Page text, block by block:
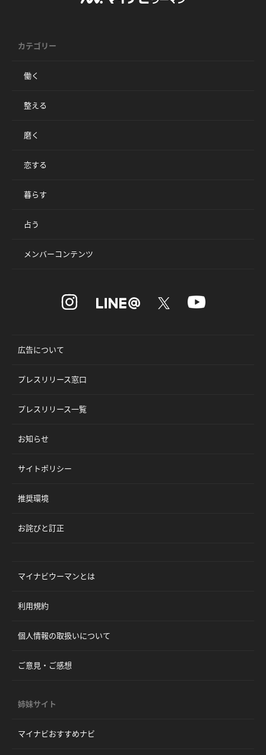
カテゴリー
働く
整える
磨く
恋する
暮らす
占う
メンバーコンテンツ
広告について
プレスリリース窓口
プレスリリース一覧
お知らせ
サイトポリシー
推奨環境
お詫びと訂正
マイナビウーマンとは
利用規約
個人情報の取扱いについて
ご意見・ご感想
姉妹サイト
マイナビおすすめナビ